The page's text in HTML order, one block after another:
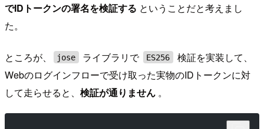
でIDトークンの署名を検証する ということだと考えまし
た。
ところが、 jose ライブラリで ES256
検証を実装して、
Webのログインフローで受け取った実物のIDトークンに対
して走らせると、 検証が通りません 。